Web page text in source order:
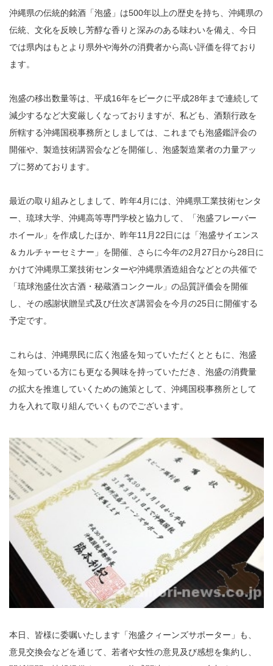
沖縄県の伝統的銘酒「泡盛」は500年以上の歴史を持ち、沖縄県の
伝統、文化を反映し芳醇な香りと深みのある味わいを備え、今日
では県内はもとより県外や海外の消費者から高い評価を得ており
ます。
泡盛の移出数量等は、平成16年をビークに平成28年まで連続して
減少するなど大変厳しくなっておりますが、私ども、酒類行政を
所轄する沖縄国税事務所としましては、これまでも泡盛鑑評会の
開催や、製造技術講習会などを開催し、泡盛製造業者の力量アッ
プに努めております。
最近の取り組みとしまして、昨年4月には、沖縄県工業技術センタ
ー、琉球大学、沖縄高等専門学校と協力して、「泡盛フレーバー
ホイール」を作成したほか、昨年11月22日には「泡盛サイエンス
＆カルチャーセミナー」を開催、さらに今年の2月27日から28日に
かけて沖縄県工業技術センターや沖縄県酒造組合などとの共催で
「琉球泡盛仕次古酒・秘蔵酒コンクール」の品質評価会を開催
し、その感謝状贈呈式及び仕次ぎ講習会を今月の25日に開催する
予定です。
これらは、沖縄県民に広く泡盛を知っていただくとともに、泡盛
を知っている方にも更なる興味を持っていただき、泡盛の消費量
の拡大を推進していくための施策として、沖縄国税事務所として
力を入れて取り組んでいくものでございます。
本日、皆様に委嘱いたします「泡盛クィーンズサポーター」も、
意見交換会などを通じて、若者や女性の意見及び感想を集約し、